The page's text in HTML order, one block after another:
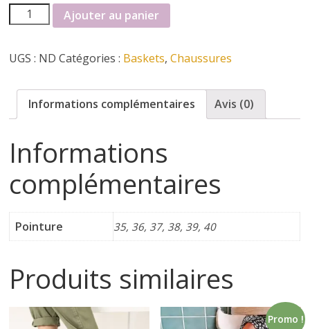
c
h
a
u
s
s
u
quantité
de
Wonders
Ajouter au panier
UGS : ND Catégories : Baskets,Chaussures
Informations complémentaires Avis (0)
Informations
complémentaires
Pointure 35, 36, 37, 38, 39, 40
Produits similaires
Promo !